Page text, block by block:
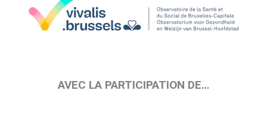
AVEC LA PARTICIPATION DE…